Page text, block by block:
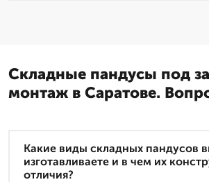
Складные пандусы под
монтаж в Саратове.
Какие виды складных пандусов
изготавливаете и в чем их
отличия?